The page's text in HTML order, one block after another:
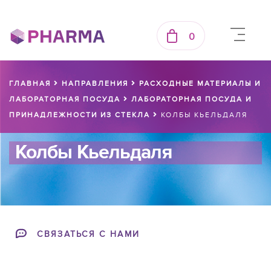
0
ГЛАВНАЯ НАПРАВЛЕНИЯ
РАСХОДНЫЕ МАТЕРИАЛЫ И
ЛАБОРАТОРНАЯ ПОСУДА
ЛАБОРАТОРНАЯ ПОСУДА И
ПРИНАДЛЕЖНОСТИ ИЗ СТЕКЛА
КОЛБЫ КЬЕЛЬДАЛЯ
Колбы Кьельдаля
СВЯЗАТЬСЯ С НАМИ